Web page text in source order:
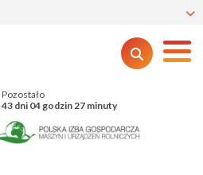
Pozostało
43 dni 04 godzin 27 minuty